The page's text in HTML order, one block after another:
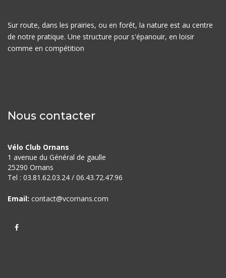
Sur route, dans les prairies, ou en forêt, la nature est au centre
de notre pratique. Une structure pour s'épanouir, en loisir
comme en compétition
Nous contacter
Vélo Club Ornans
1 avenue du Général de gaulle
25290 Ornans
Tel : 03.81.62.03.24 / 06.43.72.47.96
Email: contact@vcornans.com